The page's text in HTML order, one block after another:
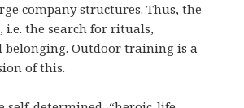
company structures. Thus, the
i.e. the search for rituals,
belonging. Outdoor training is a
of this.